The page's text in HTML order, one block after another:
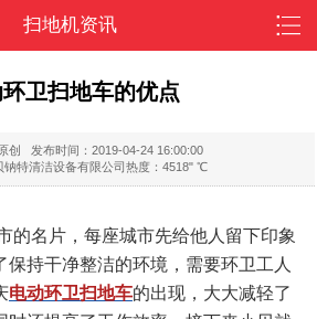
扫地机资讯
卫扫地车的优点
创 发布时间：2019-04-24 16:00:00
钠特清洁设备有限公司热度：4518" ℃
的名片，每座城市先给他人留下印象
保持干净整洁的环境，需要环卫工人
电动环卫扫地车的出现，大大减轻了